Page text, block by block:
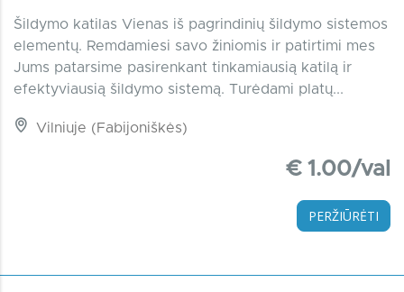
​Šildymo katilas Vienas iš pagrindinių šildymo sistemos
elementų. Remdamiesi savo žiniomis ir patirtimi mes
Jums patarsime pasirenkant tinkamiausią katilą ir
efektyviausią šildymo sistemą. Turėdami platų...
Vilniuje (Fabijoniškės)
€ 1.00/val
PERŽIŪRĖTI